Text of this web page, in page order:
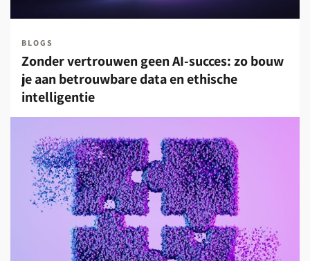
BLOGS
Zonder vertrouwen geen AI-succes: zo bouw
je aan betrouwbare data en ethische
intelligentie